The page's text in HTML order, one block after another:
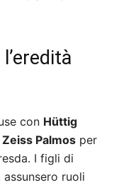
con Hüttig
Palmos per
I figli di
assunsero ruoli